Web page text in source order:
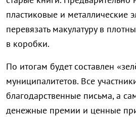
пластиковые и металлические
перевязать макулатуру в
в коробки.
По итогам будет составлен
муниципалитетов. Все
благодарственные письма, а
денежные премии и ценные